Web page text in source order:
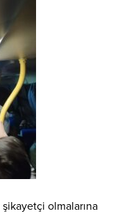
olmalarına